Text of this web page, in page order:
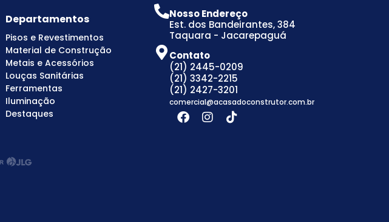
Departamentos
Pisos e Revestimentos
Material de Construção
Metais e Acessórios
Louças Sanitárias
Ferramentas
Iluminação
Destaques
Nosso Endereço
Est. dos Bandeirantes, 384
Taquara - Jacarepaguá
Contato
(21) 2445-0209
(21) 3342-2215
(21) 2427-3201
comercial@acasadoconstrutor.com.br